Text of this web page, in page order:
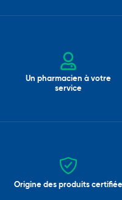
Un pharmacien à votre
service
Origine des produits certifiée